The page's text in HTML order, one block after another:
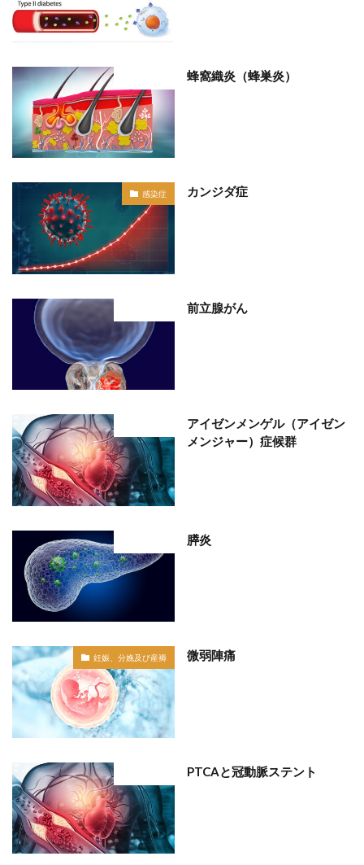
蜂窩織炎（蜂巣炎）
感染症 カンジダ症
前立腺がん
アイゼンメンゲル（アイゼン
メンジャー）症候群
膵炎
妊娠、分娩及び産褥 微弱陣痛
PTCAと冠動脈ステント